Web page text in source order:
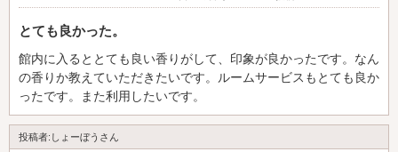
とても良かった。
館内に入るととても良い香りがして、印象が良かったです。なん
の香りか教えていただきたいです。ルームサービスもとても良か
ったです。また利用したいです。
投稿者:しょーぼうさん